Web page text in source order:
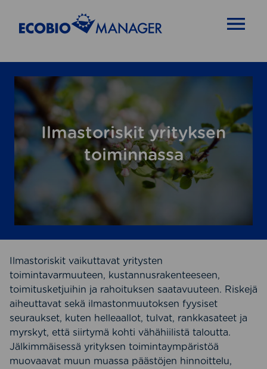
Ilmastoriskit yrityksen
toiminnassa
Ilmastoriskit vaikuttavat yritysten
toimintavarmuuteen, kustannusrakenteeseen,
toimitusketjuihin ja rahoituksen saatavuuteen. Riskejä
aiheuttavat sekä ilmastonmuutoksen fyysiset
seuraukset, kuten helleaallot, tulvat, rankkasateet ja
myrskyt, että siirtymä kohti vähähiilistä taloutta.
Jälkimmäisessä yrityksen toimintaympäristöä
muovaavat muun muassa päästöjen hinnoittelu,